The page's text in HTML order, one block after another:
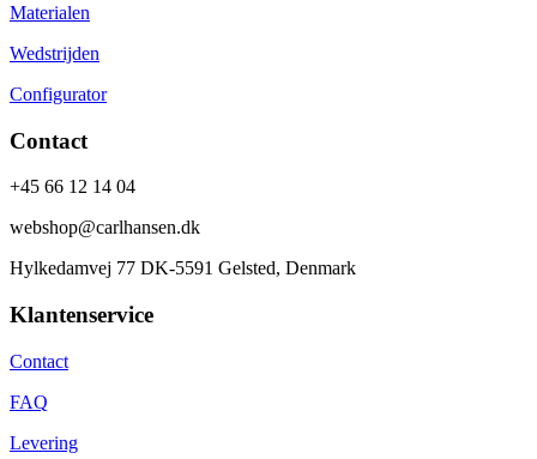
Materialen
Wedstrijden
Configurator
Contact
+45 66 12 14 04
webshop@carlhansen.dk
Hylkedamvej 77 DK-5591 Gelsted, Denmark
Klantenservice
Contact
FAQ
Levering